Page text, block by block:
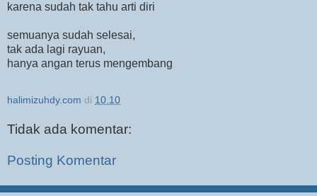
karena sudah tak tahu arti diri
semuanya sudah selesai,
tak ada lagi rayuan,
hanya angan terus mengembang
halimizuhdy.com di 10.10
Tidak ada komentar:
Posting Komentar